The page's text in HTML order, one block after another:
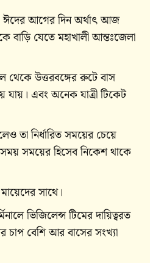
ঈদের আগের দিন অর্থাৎ আজ
যেতে মহাখালী আন্তঃজেলা
থেকে উত্তরবঙ্গের রুটে বাস
যায়। এবং অনেক যাত্রী টিকেট
তা নির্ধারিত সময়ের চেয়ে
সময়ের হিসেব নিকেশ থাকে
সাথে।
ভিজিলেন্স টিমের দায়িত্বরত
চাপ বেশি আর বাসের সংখ্যা